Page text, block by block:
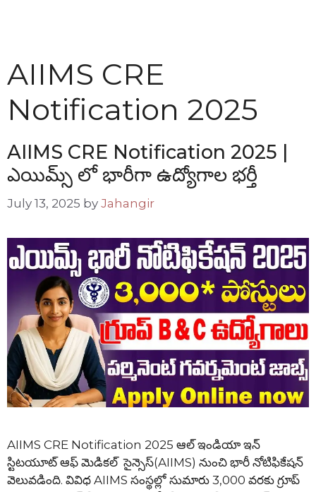
AIIMS CRE
Notification 2025
AIIMS CRE Notification 2025 |
ఎయిమ్స్ లో భారీగా ఉద్యోగాల భర్తీ
July 13, 2025 by Jahangir
AIIMS CRE Notification 2025 ఆల్ ఇండియా ఇన్
స్టిటయూట్ ఆఫ్ మెడికల్ సైన్సెస్(AIIMS) నుంచి భారీ నోటిఫికేషన్
వెలువడింది. వివిధ AIIMS సంస్థల్లో సుమారు 3,000 వరకు గ్రూప్